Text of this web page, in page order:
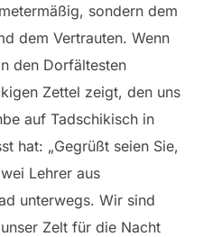
sondern dem
dem Vertrauten. Wenn
den Dorfältesten
Zettel zeigt, den uns
auf Tadschikisch in
hat: „Gegrüßt seien Sie,
Lehrer aus
unterwegs. Wir sind
Zelt für die Nacht